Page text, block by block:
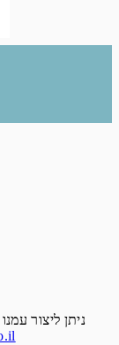
ניתן ליצור